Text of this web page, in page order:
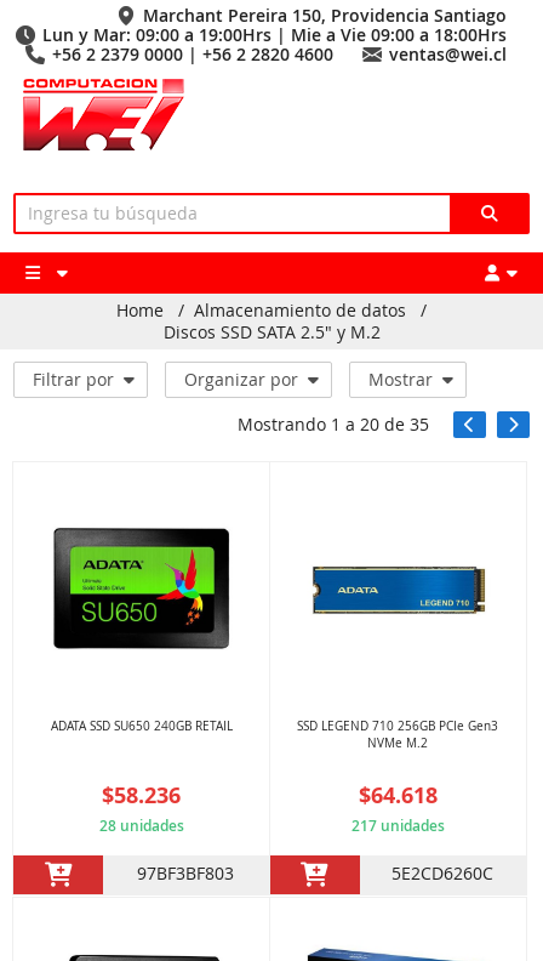
Marchant Pereira 150, Providencia Santiago
Lun y Mar: 09:00 a 19:00Hrs | Mie a Vie 09:00 a 18:00Hrs
+56 2 2379 0000 | +56 2 2820 4600
ventas@wei.cl
Home / Almacenamiento de datos
/
Discos SSD SATA 2.5" y M.2
Filtrar por Organizar por
Mostrar
Mostrando 1 a 20de 35
ADATA SSD SU650 240GB RETAIL
$58.236
28 unidades
97BF3BF803
SSD LEGEND 710 256GB PCIe Gen3
NVMe M.2
$64.618
217 unidades
5E2CD6260C